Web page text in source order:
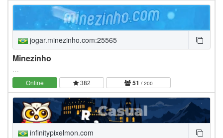
jogar.minezinho.com:25565
Minezinho
…
Online 382 51 / 200
infinitypixelmon.com